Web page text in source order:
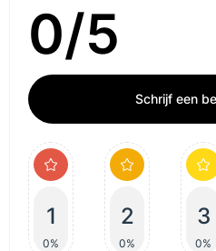
0/5
Schrijf een
1
0%
2
0%
3
0%